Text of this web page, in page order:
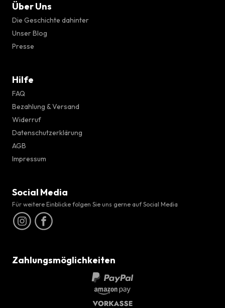
Über Uns
Die Geschichte dahinter
Unser Blog
Presse
Hilfe
FAQ
Bezahlung & Versand
Widerruf
Datenschutzerklärung
AGB
Impressum
Social Media
Für weitere Einblicke folgen Sie uns gerne auf Social Media
Zahlungsmöglichkeiten